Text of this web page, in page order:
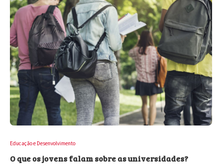
Educação e Desenvolvimento
O que os jovens falam sobre as universidades?